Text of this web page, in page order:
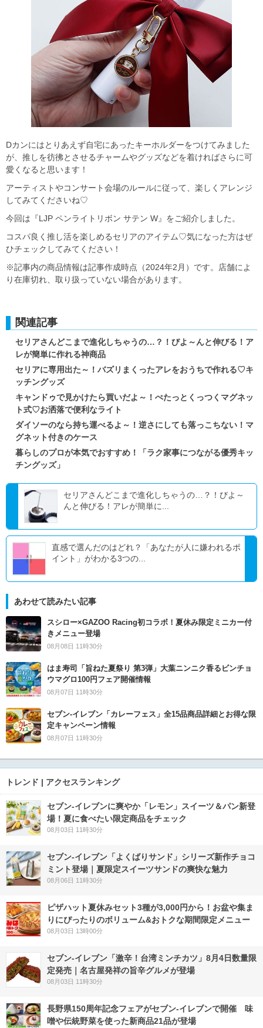
Dカンにはとりあえず自宅にあったキーホルダーをつけてみました
が、推しを彷彿とさせるチャームやグッズなどを着ければさらに可
愛くなると思います！
アーティストやコンサート会場のルールに従って、楽しくアレンジ
してみてくださいね♡
今回は『LJP ペンライトリボン サテン W』をご紹介しました。
コスパ良く推し活を楽しめるセリアのアイテム♡気になった方はぜ
ひチェックしてみてください！
※記事内の商品情報は記事作成時点（2024年2月）です。店舗によ
り在庫切れ、取り扱っていない場合があります。
関連記事
セリアさんどこまで進化しちゃうの…？！びよ～んと伸びる！ア
レが簡単に作れる神商品
セリアに専用出た～！バズリまくったアレをおうちで作れる♡キ
ッチングッズ
キャンドゥで見かけたら買いだよ～！ぺたっとくっつくマグネッ
ト式♡お洒落で便利なライト
ダイソーのなら持ち運べるよ～！逆さにしても落っこちない！マ
グネット付きのケース
暮らしのプロが本気でおすすめ！「ラク家事につながる優秀キッ
チングッズ」
セリアさんどこまで進化しちゃうの…？！びよ～
んと伸びる！アレが簡単に...
直感で選んだのはどれ？「あなたが人に嫌われるポ
イント」がわかる3つの...
あわせて読みたい記事
スシロー×GAZOO Racing初コラボ！夏休み限定ミニカー付
きメニュー登場
08月08日 11時30分
はま寿司「旨ねた夏祭り 第3弾」大葉ニンニク香るビンチョ
ウマグロ100円フェア開催情報
08月07日 11時30分
セブン‐イレブン「カレーフェス」全15品商品詳細とお得な限
定キャンペーン情報
08月07日 11時30分
トレンド | アクセスランキング
セブン‐イレブンに爽やか「レモン」スイーツ＆パン新登
場！夏に食べたい限定商品をチェック
08月03日 11時30分
セブン‐イレブン「よくばりサンド」シリーズ新作チョコ
ミント登場｜夏限定スイーツサンドの爽快な魅力
08月06日 11時30分
ピザハット夏休みセット3種が3,000円から！お盆や集ま
りにぴったりのボリューム&おトクな期間限定メニュー
08月03日 13時00分
セブン-イレブン「激辛！台湾ミンチカツ」8月4日数量限
定発売｜名古屋発祥の旨辛グルメが登場
08月03日 11時30分
長野県150周年記念フェアがセブン-イレブンで開催 味
噌や伝統野菜を使った新商品21品が登場